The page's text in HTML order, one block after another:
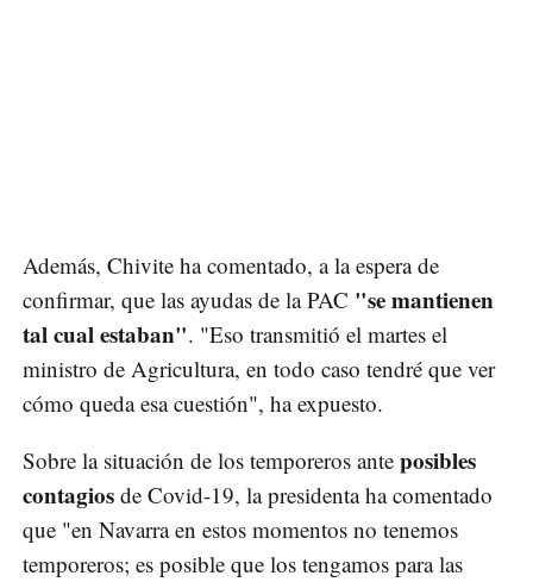
Además, Chivite ha comentado, a la espera de
confirmar, que las ayudas de la PAC "se mantienen
tal cual estaban". "Eso transmitió el martes el
ministro de Agricultura, en todo caso tendré que ver
cómo queda esa cuestión", ha expuesto.
Sobre la situación de los temporeros ante posibles
contagios de Covid-19, la presidenta ha comentado
que "en Navarra en estos momentos no tenemos
temporeros; es posible que los tengamos para las